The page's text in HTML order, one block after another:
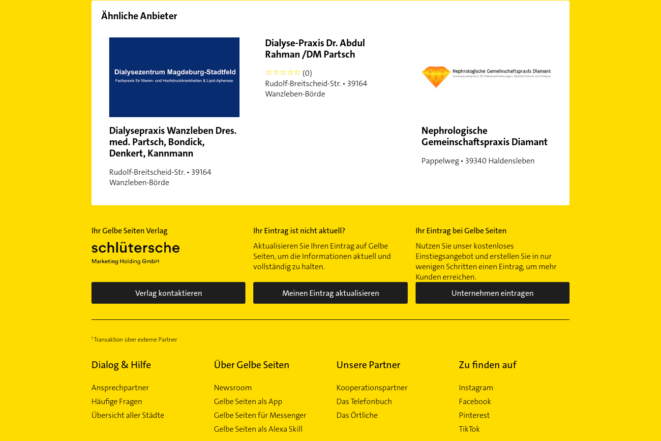
Ähnliche Anbieter
Dialysepraxis Wanzleben Dres.
med. Partsch, Bondick,
Denkert, Kannmann
Rudolf-Breitscheid-Str. • 39164
Wanzleben-Börde
Dialyse-Praxis Dr. Abdul
Rahman /DM Partsch
0
(0)
Rudolf-Breitscheid-Str. • 39164
Wanzleben-Börde
Nephrologische
Gemeinschaftspraxis Diamant
Pappelweg • 39340 Haldensleben
Ihr Gelbe Seiten Verlag
Verlag kontaktieren
Ihr Eintrag ist nicht aktuell?
Aktualisieren Sie Ihren Eintrag auf Gelbe
Seiten, um die Informationen aktuell und
vollständig zu halten.
Meinen Eintrag aktualisieren
Ihr Eintrag bei Gelbe Seiten
Nutzen Sie unser kostenloses
Einstiegsangebot und erstellen Sie in nur
wenigen Schritten einen Eintrag, um mehr
Kunden erreichen.
Unternehmen eintragen
Transaktion über externe Partner
Dialog & Hilfe
Ansprechpartner
Häufige Fragen
Übersicht aller Städte
Über Gelbe Seiten
Newsroom
Gelbe Seiten als App
Gelbe Seiten für Messenger
Gelbe Seiten als Alexa Skill
Unsere Partner
Kooperationspartner
Das Telefonbuch
Das Örtliche
Zu finden auf
Instagram
Facebook
Pinterest
TikTok